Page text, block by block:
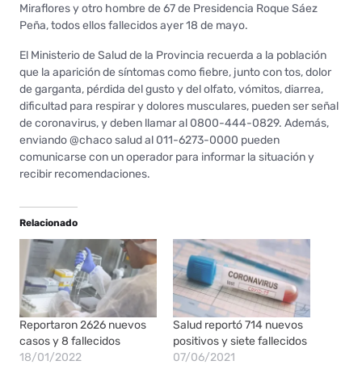
Miraflores y otro hombre de 67 de Presidencia Roque Sáez
Peña, todos ellos fallecidos ayer 18 de mayo.
El Ministerio de Salud de la Provincia recuerda a la población
que la aparición de síntomas como fiebre, junto con tos, dolor
de garganta, pérdida del gusto y del olfato, vómitos, diarrea,
dificultad para respirar y dolores musculares, pueden ser señal
de coronavirus, y deben llamar al 0800-444-0829. Además,
enviando @chaco salud al 011-6273-0000 pueden
comunicarse con un operador para informar la situación y
recibir recomendaciones.
Relacionado
Reportaron 2626 nuevos
casos y 8 fallecidos
18/01/2022
Salud reportó 714 nuevos
positivos y siete fallecidos
07/06/2021